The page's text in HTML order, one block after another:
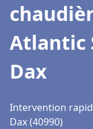
Atlantic
Dax
Intervention
Dax (40990)